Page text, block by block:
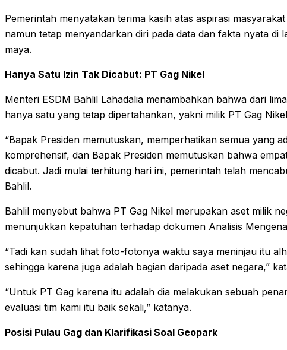
Pemerintah menyatakan terima kasih atas aspirasi
namun tetap menyandarkan diri pada data dan fakta nyata di
maya.
Hanya Satu Izin Tak Dicabut: PT Gag Nikel
Menteri ESDM Bahlil Lahadalia menambahkan bahwa dari
hanya satu yang tetap dipertahankan, yakni milik PT Gag
“Bapak Presiden memutuskan, memperhatikan semua yang
komprehensif, dan Bapak Presiden memutuskan bahwa
dicabut. Jadi mulai terhitung hari ini, pemerintah telah
Bahlil.
Bahlil menyebut bahwa PT Gag Nikel merupakan aset milik
menunjukkan kepatuhan terhadap dokumen Analisis
“Tadi kan sudah lihat foto-fotonya waktu saya meninjau itu
sehingga karena juga adalah bagian daripada aset negara,”
“Untuk PT Gag karena itu adalah dia melakukan sebuah
evaluasi tim kami itu baik sekali,” katanya.
Posisi Pulau Gag dan Klarifikasi Soal Geopark